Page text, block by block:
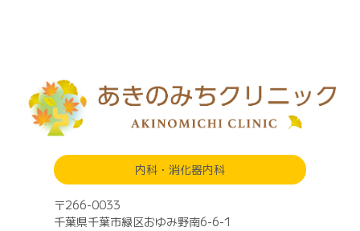
内科・消化器内科
〒266-0033
千葉県千葉市緑区おゆみ野南6-6-1